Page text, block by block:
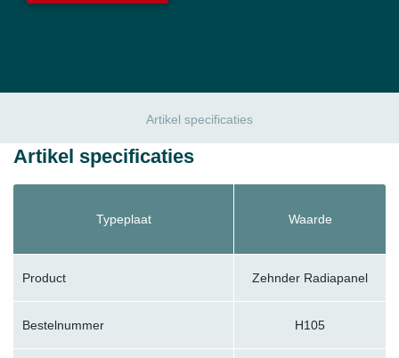
Artikel specificaties
Artikel specificaties
Typeplaat Waarde
Product Zehnder Radiapanel
Bestelnummer H105